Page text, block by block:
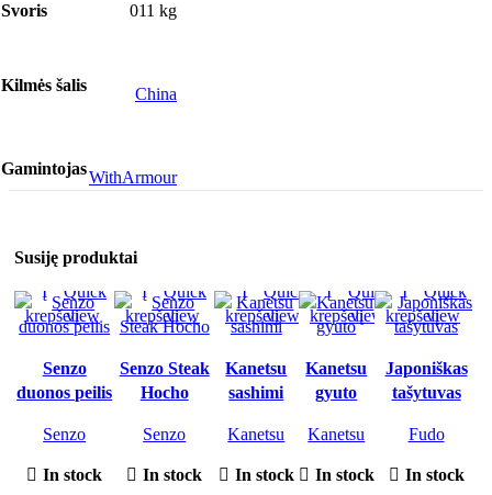
Svoris 011 kg
Kilmės šalis China
GamintojasWithArmour
Susiję produktai
Į
krepšelį
Quick
view
Senzo
duonos peilis
Senzo
In stock
Į
krepšelį
Quick
view
Senzo Steak
Hocho
Senzo
In stock
Į
krepšelį
Quick
view
Kanetsu
sashimi
Kanetsu
In stock
Į
krepšelį
Quick
view
Kanetsu
gyuto
Kanetsu
In stock
Į
krepšelį
Quick
view
Japoniškas
tašytuvas
Fudo
In stock